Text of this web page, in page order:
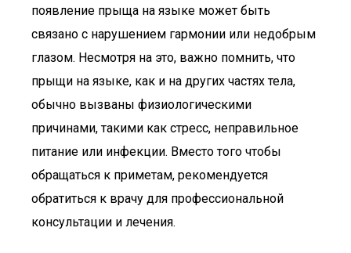
появление прыща на языке может быть
связано с нарушением гармонии или недобрым
глазом. Несмотря на это, важно помнить, что
прыщи на языке, как и на других частях тела,
обычно вызваны физиологическими
причинами, такими как стресс, неправильное
питание или инфекции. Вместо того чтобы
обращаться к приметам, рекомендуется
обратиться к врачу для профессиональной
консультации и лечения.